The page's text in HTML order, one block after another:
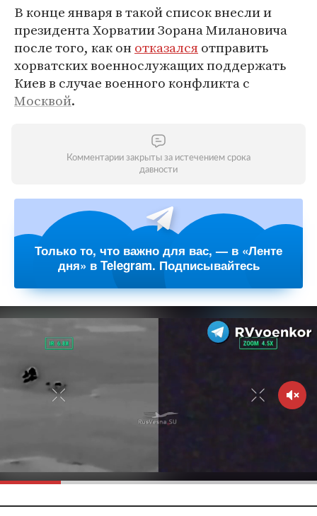
В конце января в такой список внесли и
президента Хорватии Зорана Милановича
после того, как онотказалсяотправить
хорватских военнослужащих поддержать
Киев в случае военного конфликта с
Москвой.
Комментарии закрыты за истечением срока
давности
Только то, что важно для вас, — в «Ленте
дня» в Telegram. Подписывайтесь